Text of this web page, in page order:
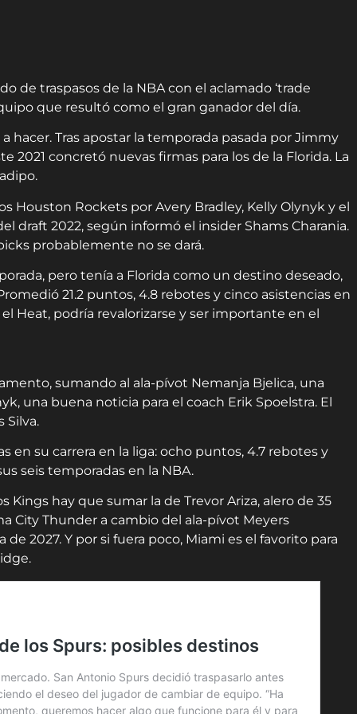
de traspasos de la NBA con el aclamado ‘trade
que resultó como el gran ganador del día.
hacer. Tras apostar la temporada pasada por Jimmy
2021 concretó nuevas firmas para los de la Florida. La
Houston Rockets por Avery Bradley, Kelly Olynyk y el
draft 2022, según informó el insider Shams Charania.
probablemente no se dará.
pero tenía a Florida como un destino deseado,
21.2 puntos, 4.8 rebotes y cinco asistencias en
Heat, podría revalorizarse y ser importante en el
sumando al ala-pívot Nemanja Bjelica, una
una buena noticia para el coach Erik Spoelstra. El
Silva.
en su carrera en la liga: ocho puntos, 4.7 rebotes y
seis temporadas en la NBA.
Kings hay que sumar la de Trevor Ariza, alero de 35
City Thunder a cambio del ala-pívot Meyers
2027. Y por si fuera poco, Miami es el favorito para